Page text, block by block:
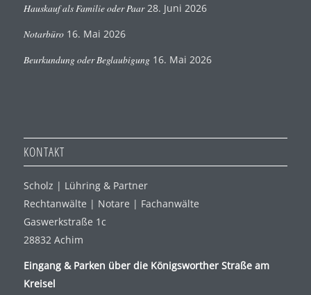
Hauskauf als Familie oder Paar 28. Juni 2026
Notarbüro 16. Mai 2026
Beurkundung oder Beglaubigung 16. Mai 2026
KONTAKT
Scholz | Lühring & Partner
Rechtanwälte | Notare | Fachanwälte
Gaswerkstraße 1c
28832 Achim
Eingang & Parken über die Königsworther Straße am
Kreisel